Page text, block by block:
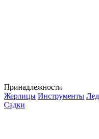
Принадлежности
Жерлицы Инструменты
Садки